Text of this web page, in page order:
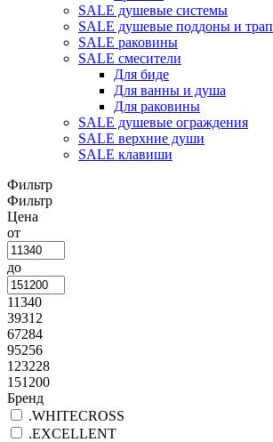
SALE душевые системы
SALE душевые поддоны и
SALE раковины
SALE смесители
Для биде
Для ванны и душа
Для раковины
SALE душевые ограждения
SALE верхние души
SALE клавиши
Фильтр
Фильтр
Цена
от
до
11340
39312
67284
95256
123228
151200
Бренд
.WHITECROSS
.EXCELLENT